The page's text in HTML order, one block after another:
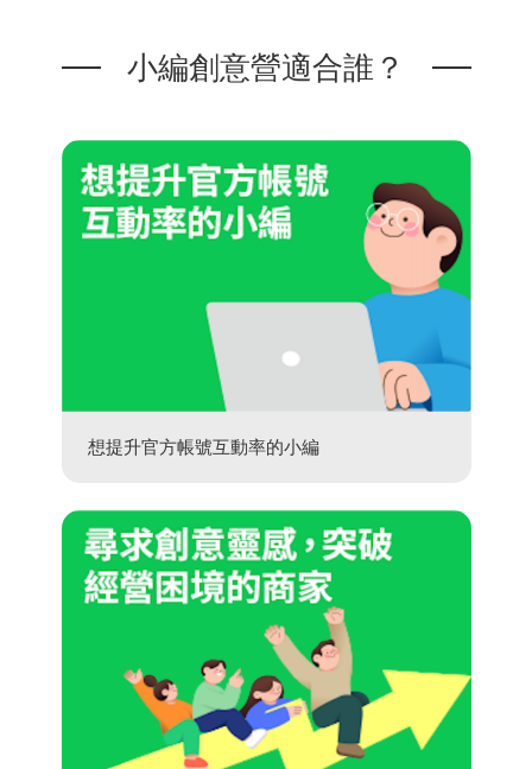
小編創意營適合誰？
想提升官方帳號互動率的小編